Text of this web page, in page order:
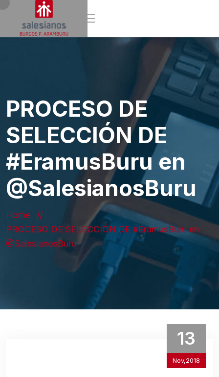
PROCESO DE
SELECCIÓN DE
#EramusBuru en
@SalesianosBuru
Home
PROCESO DE SELECCIÓN DE #EramusBuru en
@SalesianosBuru
13
Nov,2018